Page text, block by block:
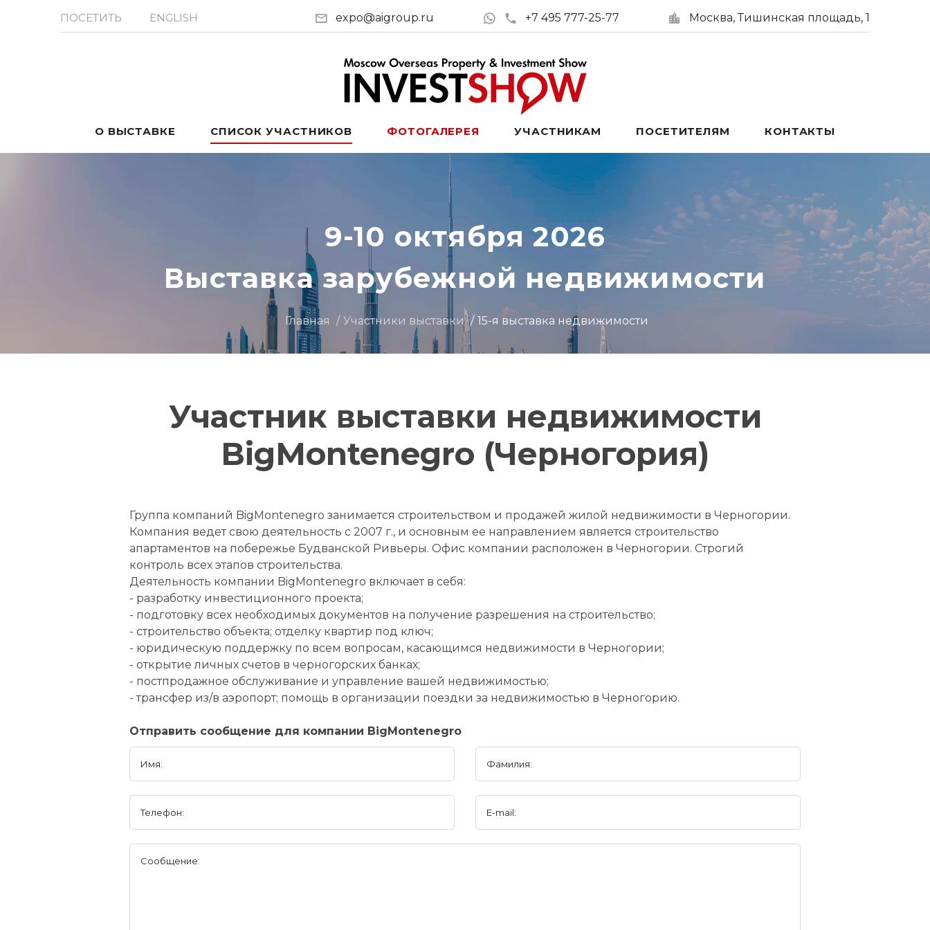
ПОСЕТИТЬ ENGLISH expo@aigroup.ru +7 495 777-25-77 Москва, Тишинская площадь, 1
О ВЫСТАВКЕ СПИСОК УЧАСТНИКОВ ФОТОГАЛЕРЕЯ УЧАСТНИКАМ ПОСЕТИТЕЛЯМ КОНТАКТЫ
9-10 октября 2026
Выставка зарубежной недвижимости
Главная Участники выставки 15-я выставка недвижимости
Участник выставки недвижимости
BigMontenegro (Черногория)
Группа компаний BigMontenegro занимается строительством и продажей жилой недвижимости в Черногории.
Компания ведет свою деятельность с 2007 г., и основным ее направлением является строительство
апартаментов на побережье Будванской Ривьеры. Офис компании расположен в Черногории. Строгий
контроль всех этапов строительства.
Деятельность компании BigMontenegro включает в себя:
- разработку инвестиционного проекта;
- подготовку всех необходимых документов на получение разрешения на строительство;
- строительство объекта; отделку квартир под ключ;
- юридическую поддержку по всем вопросам, касающимся недвижимости в Черногории;
- открытие личных счетов в черногорских банках;
- постпродажное обслуживание и управление вашей недвижимостью;
- трансфер из/в аэропорт; помощь в организации поездки за недвижимостью в Черногорию.
Отправить сообщение для компании BigMontenegro
Имя: Фамилия:
Телефон: E-mail:
Сообщение: